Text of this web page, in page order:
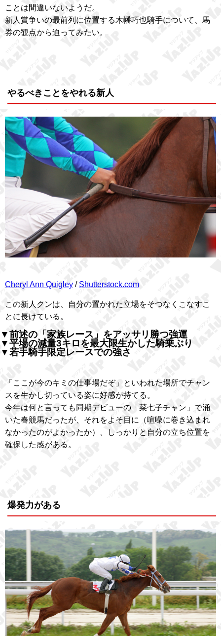
ことは間違いないようだ。
新人賞争いの最前列に位置する木幡巧也騎手について、馬
券の観点から迫ってみたい。
やるべきことをやれる新人
Cheryl Ann Quigley / Shutterstock.com
この新人クンは、自分の置かれた立場をそつなくこなすこ
とに長けている。
▼前述の「家族レース」をアッサリ勝つ強運
▼平場の減量3キロを最大限生かした騎乗ぶり
▼若手騎手限定レースでの強さ
「ここが今のキミの仕事場だぞ」といわれた場所でチャン
スを生かし切っている姿に好感が持てる。
今年は何と言っても同期デビューの「菜七子チャン」で涌
いた春競馬だったが、それをよそ目に（喧噪に巻き込まれ
なかったのがよかったか）、しっかりと自分の立ち位置を
確保した感がある。
爆発力がある